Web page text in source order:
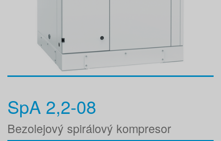
SpA 2,2-08
Bezolejový spirálový kompresor